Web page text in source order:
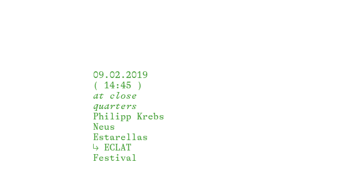
09.02.2019
14:45
at close
quarters
Philipp Krebs
Neus
Estarellas
ECLAT
Festival